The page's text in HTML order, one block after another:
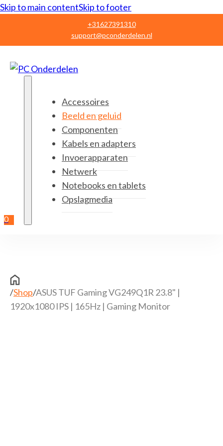
Skip to main contentSkip to footer
+31627391310
support@pconderdelen.nl
0
Accessoires
Beeld en geluid
Componenten
Kabels en adapters
Invoerapparaten
Netwerk
Notebooks en tablets
Opslagmedia
/Shop/ASUS TUF Gaming VG249Q1R 23.8" |
1920x1080 IPS | 165Hz | Gaming Monitor